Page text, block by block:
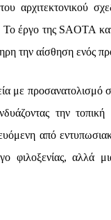
αρχιτεκτονικού
έργο της SAOTA
την αίσθηση ενός
με προσανατολισμό
την
από
φιλοξενίας, αλλά